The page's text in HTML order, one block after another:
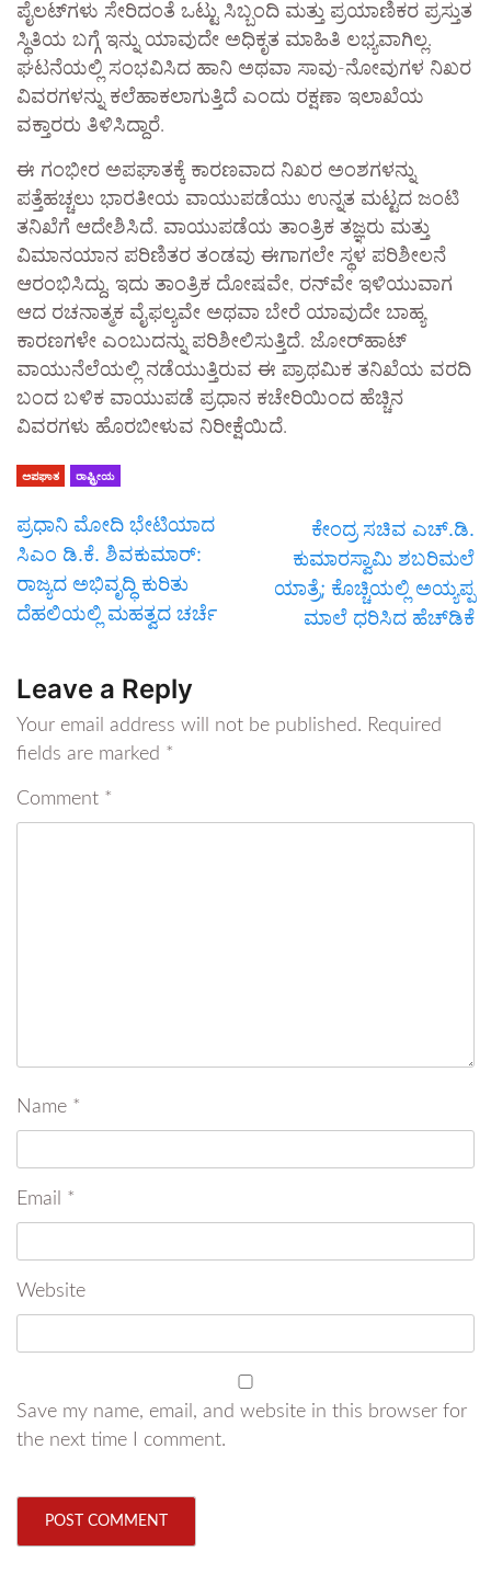
ಪೈಲಟ್‌ಗಳು ಸೇರಿದಂತೆ ಒಟ್ಟು ಸಿಬ್ಬಂದಿ ಮತ್ತು ಪ್ರಯಾಣಿಕರ ಪ್ರಸ್ತುತ
ಸ್ಥಿತಿಯ ಬಗ್ಗೆ ಇನ್ನು ಯಾವುದೇ ಅಧಿಕೃತ ಮಾಹಿತಿ ಲಭ್ಯವಾಗಿಲ್ಲ.
ಘಟನೆಯಲ್ಲಿ ಸಂಭವಿಸಿದ ಹಾನಿ ಅಥವಾ ಸಾವು-ನೋವುಗಳ ನಿಖರ
ವಿವರಗಳನ್ನು ಕಲೆಹಾಕಲಾಗುತ್ತಿದೆ ಎಂದು ರಕ್ಷಣಾ ಇಲಾಖೆಯ
ವಕ್ತಾರರು ತಿಳಿಸಿದ್ದಾರೆ.
ಈ ಗಂಭೀರ ಅಪಘಾತಕ್ಕೆ ಕಾರಣವಾದ ನಿಖರ ಅಂಶಗಳನ್ನು
ಪತ್ತೆಹಚ್ಚಲು ಭಾರತೀಯ ವಾಯುಪಡೆಯು ಉನ್ನತ ಮಟ್ಟದ ಜಂಟಿ
ತನಿಖೆಗೆ ಆದೇಶಿಸಿದೆ. ವಾಯುಪಡೆಯ ತಾಂತ್ರಿಕ ತಜ್ಞರು ಮತ್ತು
ವಿಮಾನಯಾನ ಪರಿಣಿತರ ತಂಡವು ಈಗಾಗಲೇ ಸ್ಥಳ ಪರಿಶೀಲನೆ
ಆರಂಭಿಸಿದ್ದು, ಇದು ತಾಂತ್ರಿಕ ದೋಷವೇ, ರನ್‌ವೇ ಇಳಿಯುವಾಗ
ಆದ ರಚನಾತ್ಮಕ ವೈಫಲ್ಯವೇ ಅಥವಾ ಬೇರೆ ಯಾವುದೇ ಬಾಹ್ಯ
ಕಾರಣಗಳೇ ಎಂಬುದನ್ನು ಪರಿಶೀಲಿಸುತ್ತಿದೆ. ಜೋರ್‌ಹಾಟ್
ವಾಯುನೆಲೆಯಲ್ಲಿ ನಡೆಯುತ್ತಿರುವ ಈ ಪ್ರಾಥಮಿಕ ತನಿಖೆಯ ವರದಿ
ಬಂದ ಬಳಿಕ ವಾಯುಪಡೆ ಪ್ರಧಾನ ಕಚೇರಿಯಿಂದ ಹೆಚ್ಚಿನ
ವಿವರಗಳು ಹೊರಬೀಳುವ ನಿರೀಕ್ಷೆಯಿದೆ.
ಅಪಘಾತ ರಾಷ್ಟ್ರೀಯ
ಪ್ರಧಾನಿ ಮೋದಿ ಭೇಟಿಯಾದ
ಸಿಎಂ ಡಿ.ಕೆ. ಶಿವಕುಮಾರ್:
ರಾಜ್ಯದ ಅಭಿವೃದ್ಧಿ ಕುರಿತು
ದೆಹಲಿಯಲ್ಲಿ ಮಹತ್ವದ ಚರ್ಚೆ
ಕೇಂದ್ರ ಸಚಿವ ಎಚ್.ಡಿ.
ಕುಮಾರಸ್ವಾಮಿ ಶಬರಿಮಲೆ
ಯಾತ್ರೆ; ಕೊಚ್ಚಿಯಲ್ಲಿ ಅಯ್ಯಪ್ಪ
ಮಾಲೆ ಧರಿಸಿದ ಹೆಚ್‌ಡಿಕೆ
Leave a Reply
Your email address will not be published. Required
fields are marked *
Comment *
Name *
Email *
Website
Save my name, email, and website in this browser for
the next time I comment.